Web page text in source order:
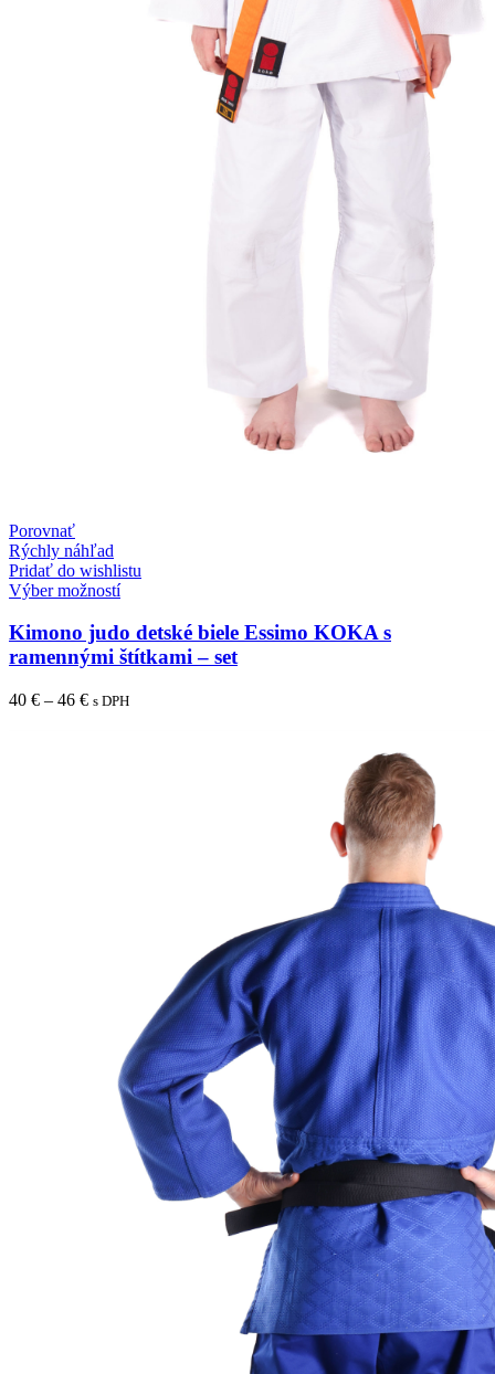
Porovnať
Rýchly náhľad
Pridať do wishlistu
Výber možností
Kimono judo detské biele Essimo KOKA s
ramennými štítkami – set
40 € – 46 € s DPH